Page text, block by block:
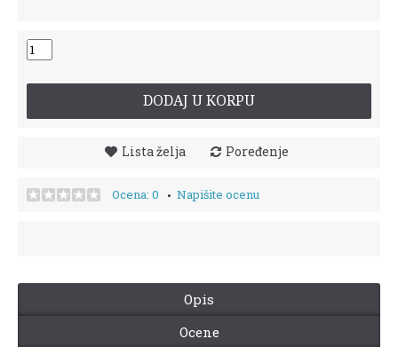
DODAJ U KORPU
Lista želja Poređenje
Ocena: 0 • Napišite ocenu
Opis
Ocene